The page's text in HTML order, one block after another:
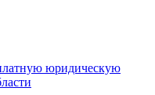
юридическую